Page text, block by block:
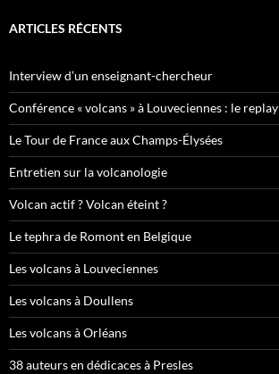
ARTICLES RÉCENTS
Interview d’un enseignant-chercheur
Conférence « volcans » à Louveciennes : le replay
Le Tour de France aux Champs-Élysées
Entretien sur la volcanologie
Volcan actif ? Volcan éteint ?
Le tephra de Romont en Belgique
Les volcans à Louveciennes
Les volcans à Doullens
Les volcans à Orléans
38 auteurs en dédicaces à Presles